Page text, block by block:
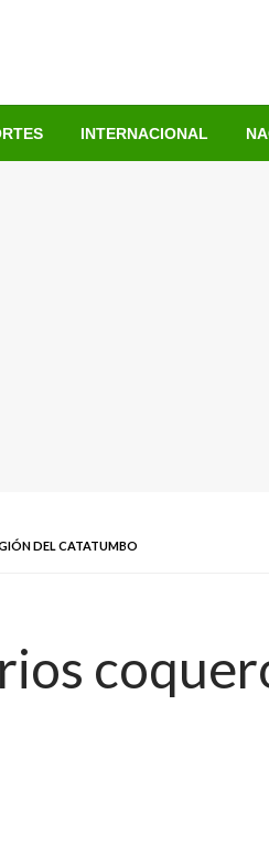
INTERNACIONAL
DEL CATATUMBO